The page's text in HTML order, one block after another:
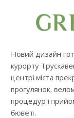
Новий дизайн
курорту
центрі міста
прогулянок,
процедур і
бюветі.